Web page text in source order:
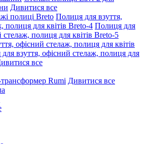
Дивитися все
полиці Breto Полиця для взуття,
полиця для квітів Breto-4 Полиця для
стелаж, полиця для квітів Breto-5
офісний стелаж, полиця для квітів
взуття, офісний стелаж, полиця для
все
Rumi Дивитися все